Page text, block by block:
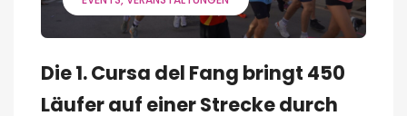
Die 1. Cursa del Fang bringt 450
Läufer auf einer Strecke durch